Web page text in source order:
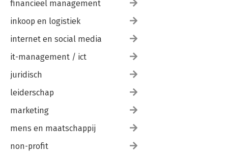
financieel management
inkoop en logistiek
internet en social media
it-management / ict
juridisch
leiderschap
marketing
mens en maatschappij
non-profit